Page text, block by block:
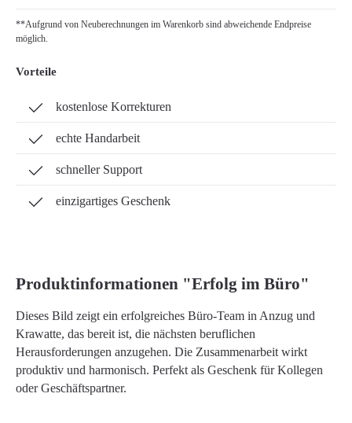
**Aufgrund von Neuberechnungen im Warenkorb sind abweichende Endpreise
möglich.
Vorteile
kostenlose Korrekturen
echte Handarbeit
schneller Support
einzigartiges Geschenk
Produktinformationen "Erfolg im Büro"
Dieses Bild zeigt ein erfolgreiches Büro-Team in Anzug und
Krawatte, das bereit ist, die nächsten beruflichen
Herausforderungen anzugehen. Die Zusammenarbeit wirkt
produktiv und harmonisch. Perfekt als Geschenk für Kollegen
oder Geschäftspartner.